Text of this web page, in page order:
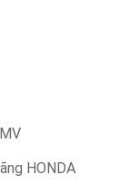
HONDA